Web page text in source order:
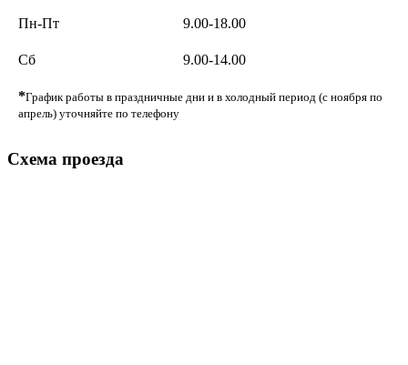
Пн-Пт 9.00-18.00
Сб 9.00-14.00
*График работы в праздничные дни и в холодный период (с ноября по
апрель) уточняйте по телефону
Схема проезда